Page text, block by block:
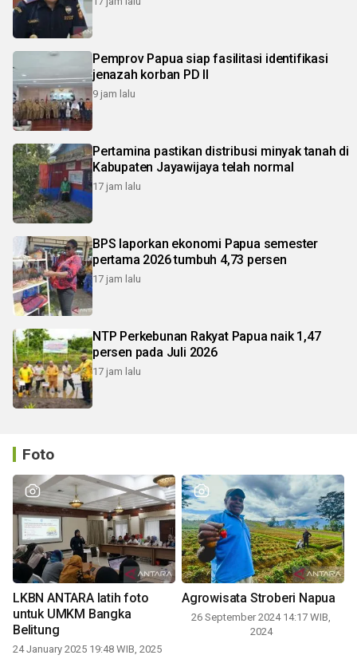
Pemprov Papua siap fasilitasi identifikasi
jenazah korban PD II
9 jam lalu
Pertamina pastikan distribusi minyak tanah di
Kabupaten Jayawijaya telah normal
17 jam lalu
BPS laporkan ekonomi Papua semester
pertama 2026 tumbuh 4,73 persen
17 jam lalu
NTP Perkebunan Rakyat Papua naik 1,47
persen pada Juli 2026
17 jam lalu
Foto
LKBN ANTARA latih foto
untuk UMKM Bangka
Belitung
24 January 2025 19:48 WIB, 2025
Agrowisata Stroberi Napua
26 September 2024 14:17 WIB,
2024